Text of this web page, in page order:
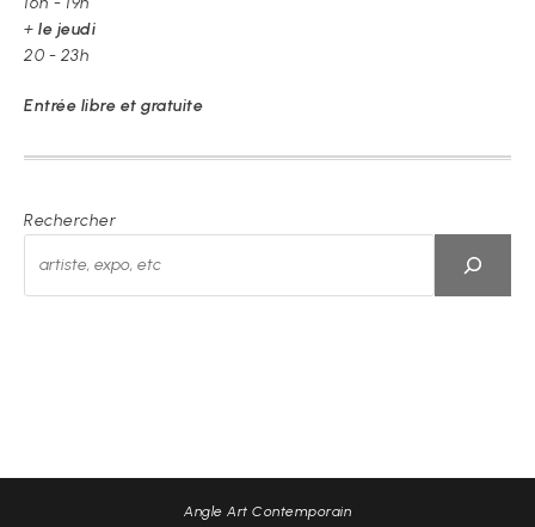
+ le jeudi
20 - 23h
Entrée libre et gratuite
Rechercher
Angle Art Contemporain